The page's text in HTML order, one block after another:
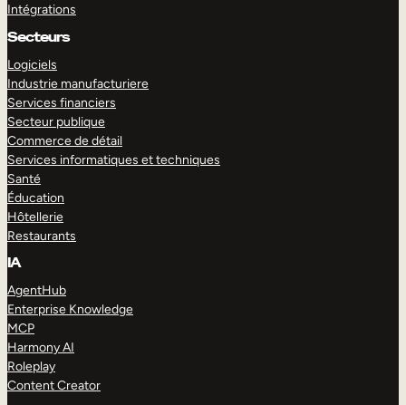
Intégrations
Secteurs
Logiciels
Industrie manufacturiere
Services financiers
Secteur publique
Commerce de détail
Services informatiques et techniques
Santé
Éducation
Hôtellerie
Restaurants
IA
AgentHub
Enterprise Knowledge
MCP
Harmony AI
Roleplay
Content Creator